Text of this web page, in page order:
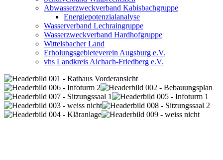
Abwasserzweckverband Kabisbachgruppe
Energiepotenzialanalyse
Wasserverband Lechraingruppe
Wasserzweckverband Hardhofgruppe
Wittelsbacher Land
Erholungsgebieteverein Augsburg e.V.
vhs Landkreis Aichach-Friedberg e.V.